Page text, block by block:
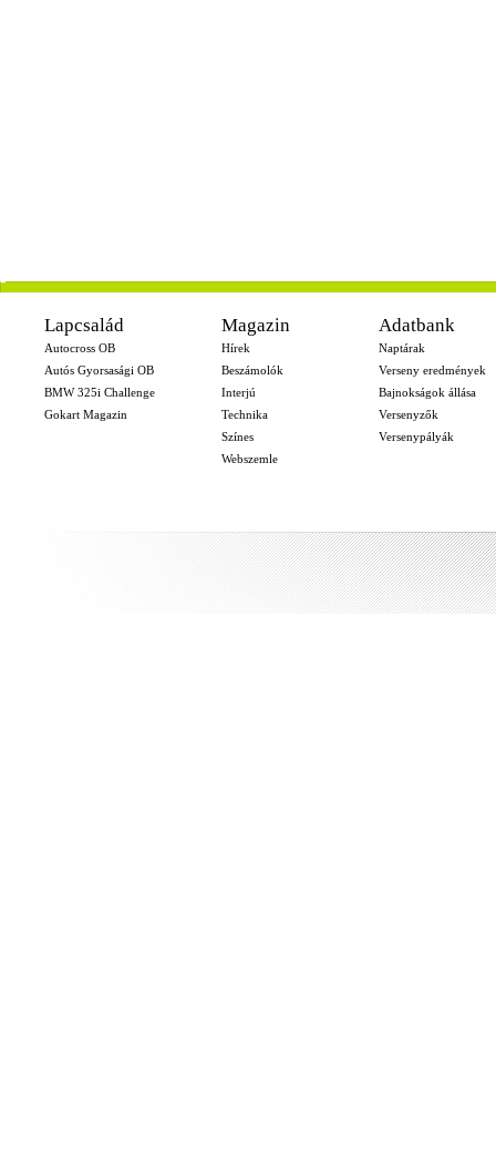
-
Lapcsalád
Autocross OB
Autós Gyorsasági OB
BMW 325i Challenge
Gokart Magazin
Magazin
Hírek
Beszámolók
Interjú
Technika
Színes
Webszemle
Adatbank
Naptárak
Verseny eredmények
Bajnokságok állása
Versenyzők
Versenypályák